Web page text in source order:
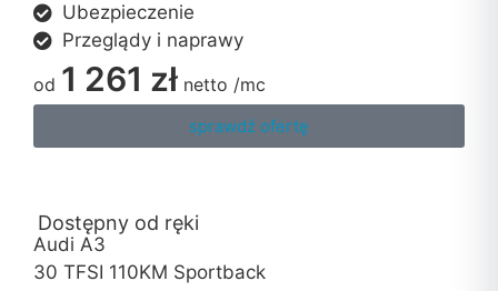
Ubezpieczenie
Przeglądy i naprawy
od 1 261 zł netto /mc
sprawdź ofertę
Dostępny od ręki
Audi A3
30 TFSI 110KM Sportback